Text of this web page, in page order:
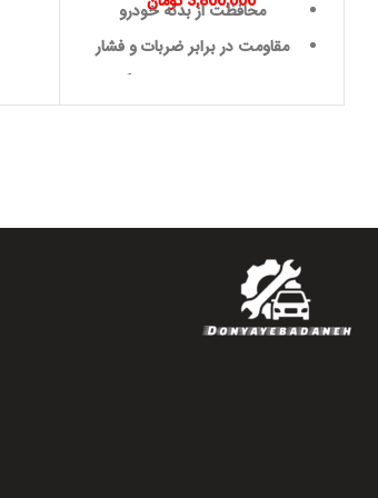
محافظت از بدنه خودرو
مقاومت در برابر ضربات و فشار
طراحی دقیق و هماهنگ